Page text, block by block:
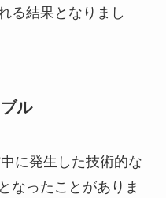
る結果となりまし
ル
に発生した技術的な
なったことがありま